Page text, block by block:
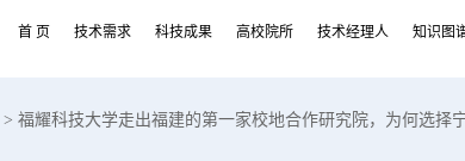
首 页 技术需求 科技成果 高校院所 技术经理人 知识图
> 福耀科技大学走出福建的第一家校地合作研究院，为何选择宁